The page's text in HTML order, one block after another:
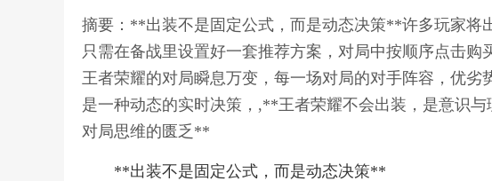
摘要：**出装不是固定公式，而是动态决策**许多玩家将
只需在备战里设置好一套推荐方案，对局中按顺序点击购
王者荣耀的对局瞬息万变，每一场对局的对手阵容，优劣
是一种动态的实时决策，,**王者荣耀不会出装，是意识
对局思维的匮乏**
**出装不是固定公式，而是动态决策**